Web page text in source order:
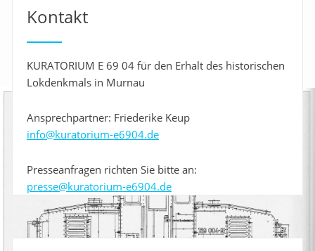
Kontakt
KURATORIUM E 69 04 für den Erhalt des historischen
Lokdenkmals in Murnau
Ansprechpartner: Friederike Keup
info@kuratorium-e6904.de
Presseanfragen richten Sie bitte an:
presse@kuratorium-e6904.de